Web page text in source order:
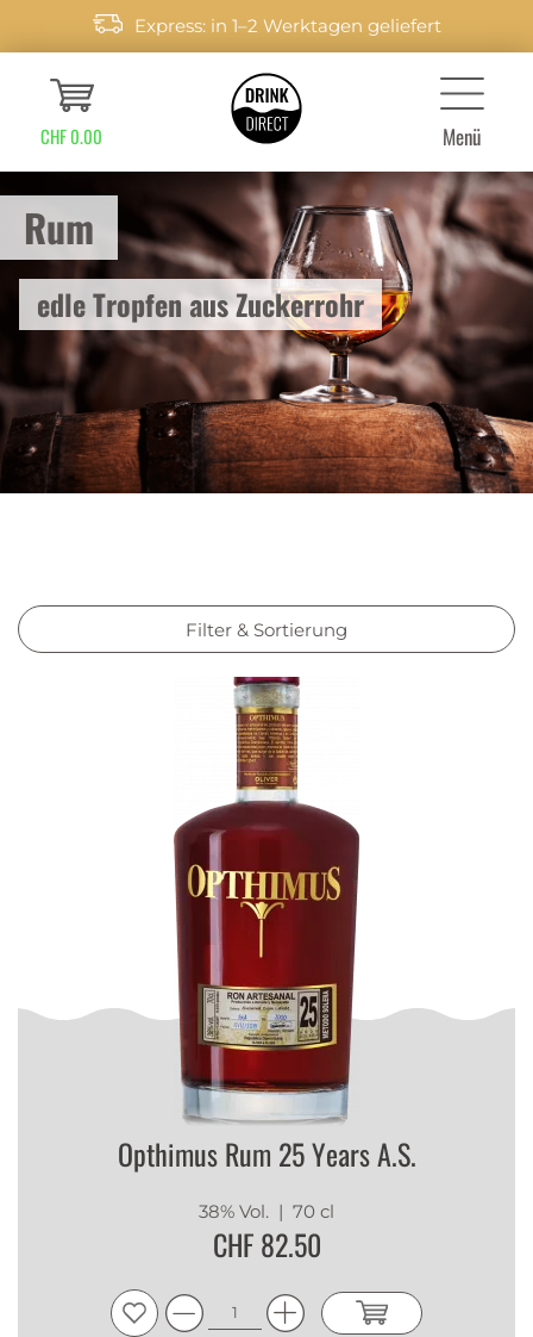
Express: in 1–2 Werktagen geliefert
CHF 0.00 Menü
Rum
edle Tropfen aus Zuckerrohr
Filter & Sortierung
Opthimus Rum 25 Years A.S.
38% Vol. | 70 cl
CHF 82.50